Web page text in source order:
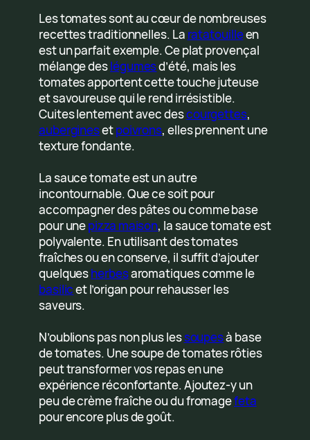
Les tomates sont au cœur de nombreuses
recettes traditionnelles. La ratatouilleen
est un parfait exemple. Ce plat provençal
mélange deslégumesd’été, mais les
tomates apportent cette touche juteuse
et savoureuse qui le rend irrésistible.
Cuites lentement avec descourgettes,
auberginesetpoivrons, elles prennent une
texture fondante.
La sauce tomate est un autre
incontournable. Que ce soit pour
accompagner des pâtes ou comme base
pour unepizza maison, la sauce tomate est
polyvalente. En utilisant des tomates
fraîches ou en conserve, il suffit d’ajouter
quelquesherbesaromatiques comme le
basilicet l’origan pour rehausser les
saveurs.
N’oublions pas non plus lessoupesà base
de tomates. Une soupe de tomates rôties
peut transformer vos repas en une
expérience réconfortante. Ajoutez-y un
peu de crème fraîche ou du fromagefeta
pour encore plus de goût.